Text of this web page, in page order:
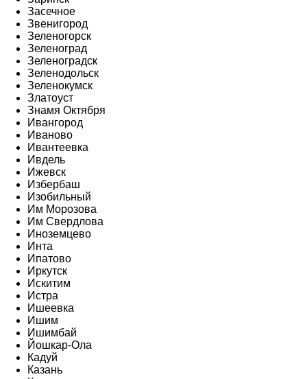
Засечное
Звенигород
Зеленогорск
Зеленоград
Зеленоградск
Зеленодольск
Зеленокумск
Златоуст
Знамя Октября
Ивангород
Иваново
Ивантеевка
Ивдель
Ижевск
Избербаш
Изобильный
Им Морозова
Им Свердлова
Иноземцево
Инта
Ипатово
Иркутск
Искитим
Истра
Ишеевка
Ишим
Ишимбай
Йошкар-Ола
Кадуй
Казань